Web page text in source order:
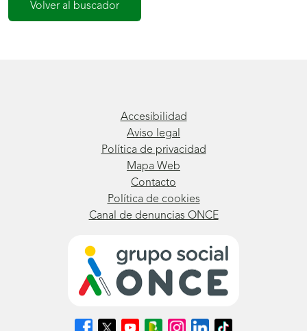
Volver al buscador
Accesibilidad
Aviso legal
Política de privacidad
Mapa Web
Contacto
Política de cookies
Canal de denuncias ONCE
SíguenosSíguenosSíguenosSíguenosSíguenosSíguenosSíguenos